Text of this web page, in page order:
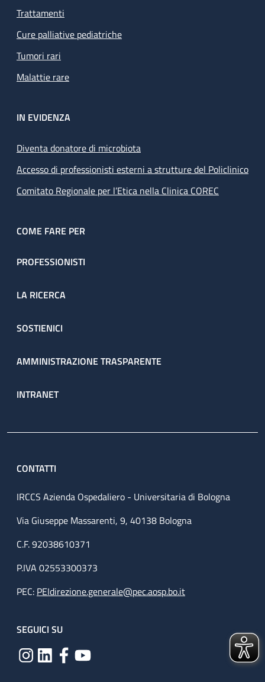
Trattamenti
Cure palliative pediatriche
Tumori rari
Malattie rare
IN EVIDENZA
Diventa donatore di microbiota
Accesso di professionisti esterni a strutture del Policlinico
Comitato Regionale per l’Etica nella Clinica COREC
COME FARE PER
PROFESSIONISTI
LA RICERCA
SOSTIENICI
AMMINISTRAZIONE TRASPARENTE
INTRANET
CONTATTI
IRCCS Azienda Ospedaliero - Universitaria di Bologna
Via Giuseppe Massarenti, 9, 40138 Bologna
C.F. 92038610371
P.IVA 02553300373
PEC: PEIdirezione.generale@pec.aosp.bo.it
SEGUICI SU